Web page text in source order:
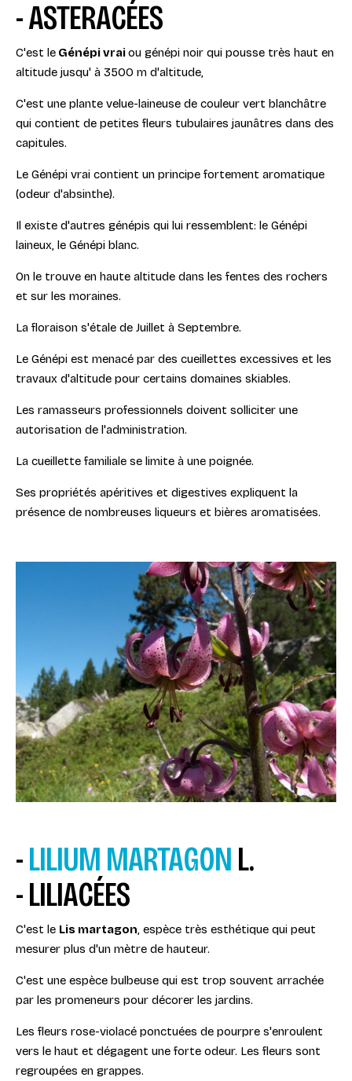
- ASTERACÉES
C'est le Génépi vraiou génépi noir qui pousse très haut en
altitude jusqu' à 3500 m d'altitude,
C'est une plante velue-laineuse de couleur vert blanchâtre
qui contient de petites fleurs tubulaires jaunâtres dans des
capitules.
Le Génépi vrai contient un principe fortement aromatique
(odeur d'absinthe).
Il existe d'autres génépis qui lui ressemblent: le Génépi
laineux, le Génépi blanc.
On le trouve en haute altitude dans les fentes des rochers
et sur les moraines.
La floraison s'étale de Juillet à Septembre.
Le Génépi est menacé par des cueillettes excessives et les
travaux d'altitude pour certains domaines skiables.
Les ramasseurs professionnels doivent solliciter une
autorisation de l'administration.
La cueillette familiale se limite à une poignée.
Ses propriétés apéritives et digestives expliquent la
présence de nombreuses liqueurs et bières aromatisées.
-LILIUM MARTAGONL.
- LILIACÉES
C'est le Lis martagon, espèce très esthétique qui peut
mesurer plus d'un mètre de hauteur.
C'est une espèce bulbeuse qui est trop souvent arrachée
par les promeneurs pour décorer les jardins.
Les fleurs rose-violacé ponctuées de pourpre s'enroulent
vers le haut et dégagent une forte odeur. Les fleurs sont
regroupées en grappes.